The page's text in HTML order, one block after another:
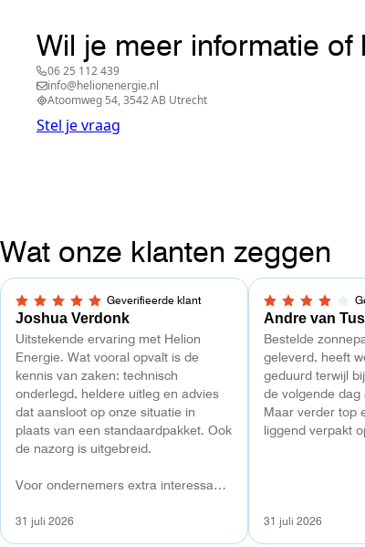
Wil je meer informatie of
06 25 112 439
info@helionenergie.nl
Atoomweg 54, 3542 AB Utrecht
Stel je vraag
Wat onze klanten zeggen
Geverifieerde klant
5,0 van 5 sterren
Joshua Verdonk
Uitstekende ervaring met Helion
Energie. Wat vooral opvalt is de
kennis van zaken: technisch
onderlegd, heldere uitleg en advies
dat aansloot op onze situatie in
plaats van een standaardpakket. Ook
de nazorg is uitgebreid.
Voor ondernemers extra interessant:
capaciteitsprobleem. Een zwaardere
31 juli 2026
4 van 5 sterren
Andre van
Bestelde
geleverd, heeft
geduurd terwijl
de volgende dag
Maar verder top
liggend verpakt
31 juli 2026